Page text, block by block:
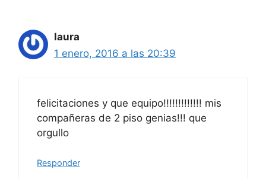
laura
1 enero, 2016 a las 20:39
felicitaciones y que equipo!!!!!!!!!!!!! mis
compañeras de 2 piso genias!!! que
orgullo
Responder